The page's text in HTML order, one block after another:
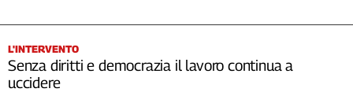
L'INTERVENTO
Senza diritti e democrazia il lavoro continua a
uccidere